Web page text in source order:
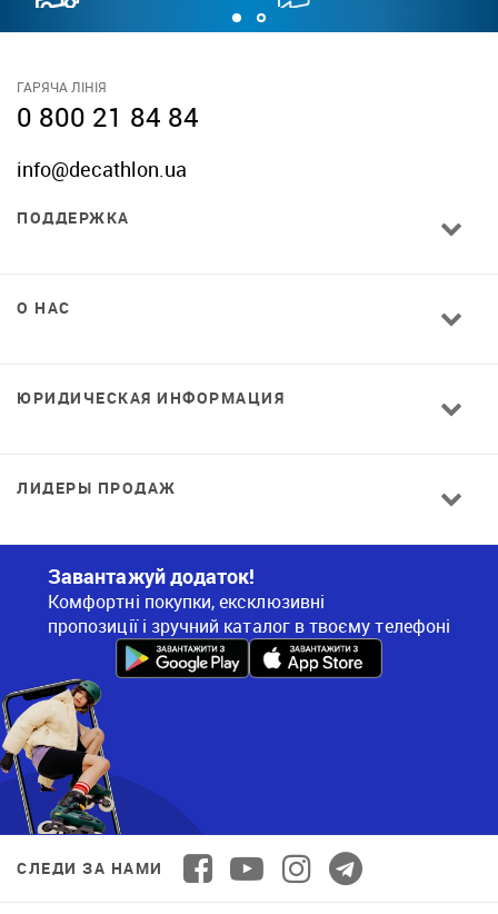
ГАРЯЧА ЛІНІЯ
0 800 21 84 84
info@decathlon.ua
ПОДДЕРЖКА
О НАС
ЮРИДИЧЕСКАЯ ИНФОРМАЦИЯ
ЛИДЕРЫ ПРОДАЖ
Завантажуй додаток!
Комфортні покупки, ексклюзивні
пропозиції і зручний каталог в твоєму телефоні
СЛЕДИ ЗА НАМИ